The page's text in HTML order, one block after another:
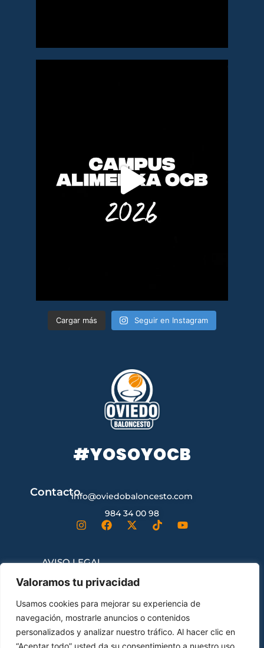
Valoramos tu privacidad
Usamos cookies para mejorar su experiencia de
navegación, mostrarle anuncios o contenidos
personalizados y analizar nuestro tráfico. Al hacer clic en
“Aceptar todo” usted da su consentimiento a nuestro uso
Cargar más Seguir en Instagram
#YOSOYOCB
Contactoinfo@oviedobaloncesto.com
984 34 00 98
AVISO LEGAL
CONTRATACIÓN